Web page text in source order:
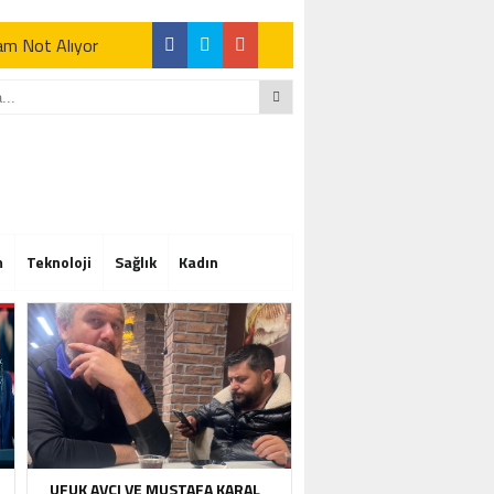
Not Alıyor
Not Alıyor
Teknoloji Sağlık Kadın
UFUK AVCI VE MUSTAFA KARAL